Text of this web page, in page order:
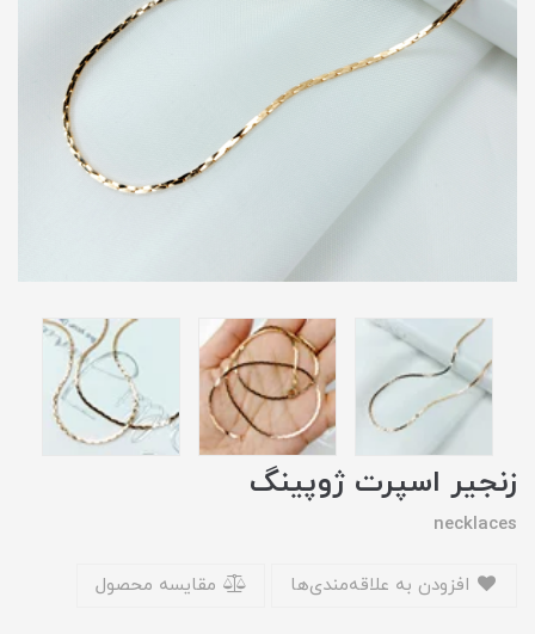
زنجیر اسپرت ژوپینگ
necklaces
مقایسه محصول